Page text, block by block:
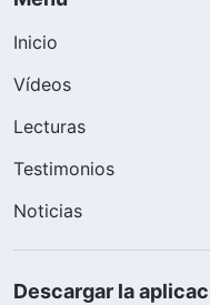
Inicio
Vídeos
Lecturas
Testimonios
Noticias
Descargar la